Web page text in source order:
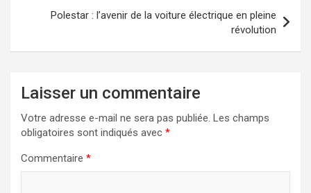
Polestar : l’avenir de la voiture électrique en pleine
révolution
Laisser un commentaire
Votre adresse e-mail ne sera pas publiée. Les champs
obligatoires sont indiqués avec *
Commentaire *